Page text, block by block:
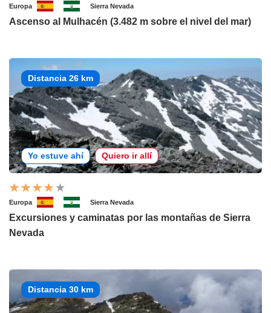
Europa Sierra Nevada
Ascenso al Mulhacén (3.482 m sobre el nivel del mar)
Distancia 26 km
Yo estuve ahí Quiero ir allí
Europa Sierra Nevada
Excursiones y caminatas por las montañas de Sierra
Nevada
Distancia 30 km